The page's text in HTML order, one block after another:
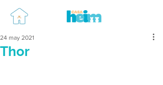
Thor
24 may 2021